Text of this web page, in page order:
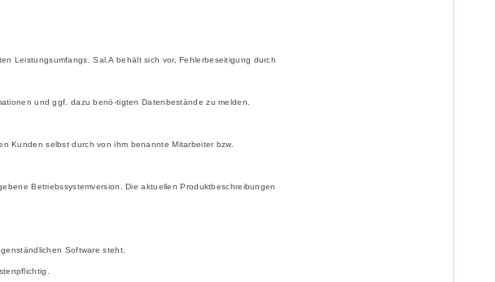
Leistungsumfangs. Sal.A behält sich vor, Fehlerbeseitigung durch
und ggf. dazu benö-tigten Datenbestände zu melden.
Kunden selbst durch von ihm benannte Mitarbeiter bzw.
Betriebssystemversion. Die aktuellen Produktbeschreibungen
Software steht.